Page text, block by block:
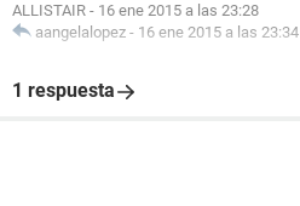
ALLISTAIR - 16 ene 2015 a las 23:28
aangelalopez - 16 ene 2015 a las 23:34
1 respuesta